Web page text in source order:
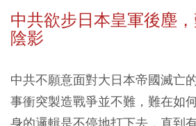
中共欲步日本皇軍後塵
陰影
中共不願意面對大日本帝國滅亡
事衝突製造戰爭並不難，難在如